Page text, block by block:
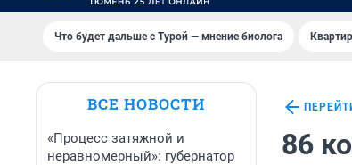
Что будет дальше с Турой — мнение биолога
ВСЕ НОВОСТИ
«Процесс затяжной и
неравномерный»: губернатор
86